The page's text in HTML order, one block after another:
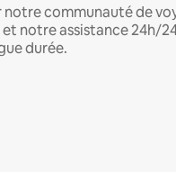
notre communauté de
notre assistance 24h/
durée.